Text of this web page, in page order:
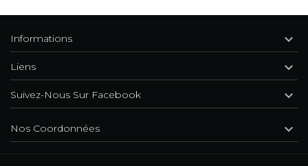
Nos Coordonnées 
Informations 
Liens 
Suivez-Nous Sur Facebook 